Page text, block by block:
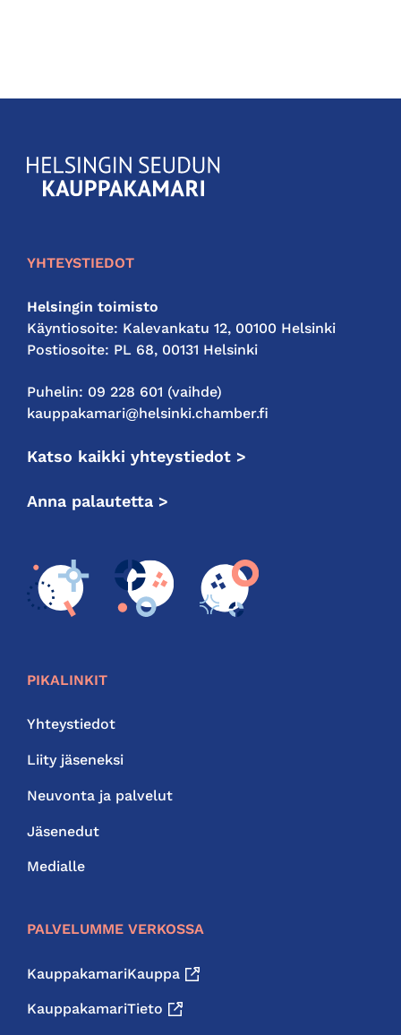
KauppakamariHelsingin
seudun
YHTEYSTIEDOT
Helsingin toimisto
Käyntiosoite: Kalevankatu 12, 00100 Helsinki
Postiosoite: PL 68, 00131 Helsinki
Puhelin: 09 228 601 (vaihde)
kauppakamari@helsinki.chamber.fi
Katso kaikki yhteystiedot >
Anna palautetta >
PIKALINKIT
Yhteystiedot
Liity jäseneksi
Neuvonta ja palvelut
Jäsenedut
Medialle
PALVELUMME VERKOSSA
KauppakamariKauppa
KauppakamariTieto